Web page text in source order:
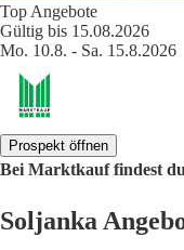
Top Angebote
Gültig bis 15.08.2026
Mo. 10.8. - Sa. 15.8.2026
Prospekt öffnen
Bei Marktkauf findest du
Soljanka